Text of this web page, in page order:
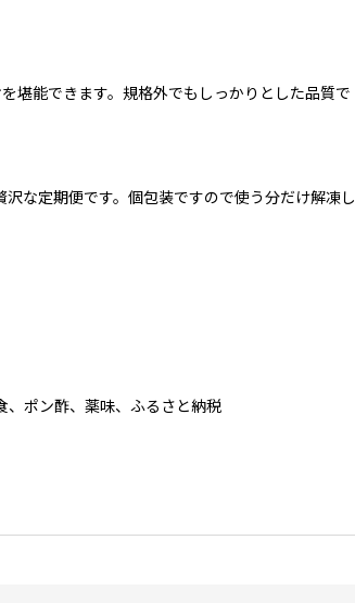
堪能できます。規格外でもしっかりとした品質で
な定期便です。個包装ですので使う分だけ解凍し
、ポン酢、薬味、ふるさと納税